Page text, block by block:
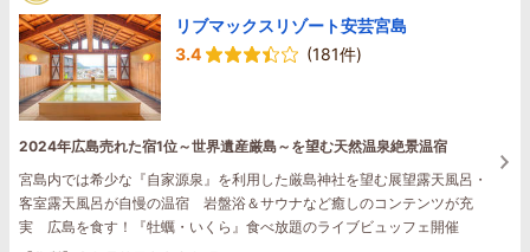
リブマックスリゾート安芸宮島
3.4
(181件)
2024年広島売れた宿1位～世界遺産厳島～を望む天然温泉絶景温宿
宮島内では希少な『自家源泉』を利用した厳島神社を望む展望露天風呂・
客室露天風呂が自慢の温宿 岩盤浴＆サウナなど癒しのコンテンツが充
実 広島を食す！『牡蠣・いくら』食べ放題のライブビュッフェ開催